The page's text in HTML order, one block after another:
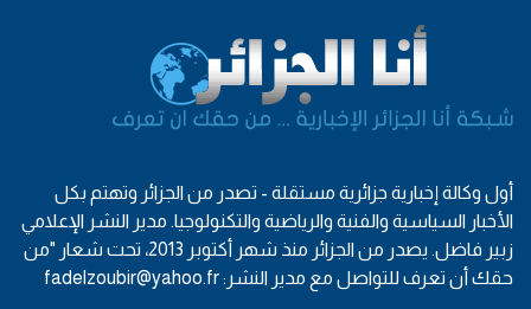
أول وكالة إخبارية جزائرية مستقلة - تصدر من الجزائر وتهتم بكل
الأخبار السياسية والفنية والرياضية والتكنولوجيا. مدير النشر الإعلامي
زبير فاضل. يصدر من الجزائر منذ شهر أكتوبر 2013، تحت شعار "من
حقك أن تعرف للتواصل مع مدير النشر: fadelzoubir@yahoo.fr